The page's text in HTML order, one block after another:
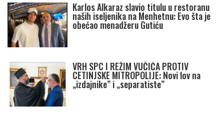
Karlos Alkaraz slavio titulu u restoranu
naših iseljenika na Menhetnu: Evo šta je
obećao menadžeru Gutiću
VRH SPC I REŽIM VUČIĆA PROTIV
CETINJSKE MITROPOLIJE: Novi lov na
„izdajnike” i „separatiste”